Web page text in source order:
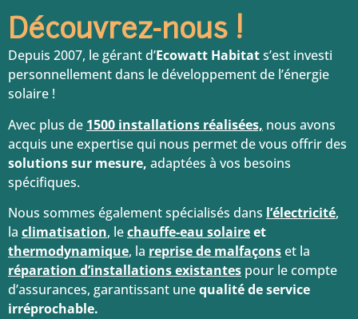
Découvrez-nous !
Depuis 2007, le gérant d’Ecowatt Habitats’est investi
personnellement dans le développement de l’énergie
solaire !
Avec plus de 1500 installations réalisées, nous avons
acquis une expertise qui nous permet de vous offrir des
solutions sur mesure, adaptées à vos besoins
spécifiques.
Nous sommes également spécialisés dans l’électricité,
la climatisation, lechauffe-eau solaireet
thermodynamique, la reprise de malfaçonset la
réparation d’installations existantes pour le compte
d’assurances, garantissant unequalité de service
irréprochable.